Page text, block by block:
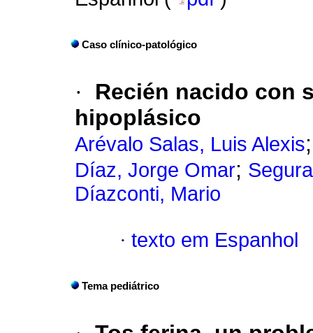
Caso clínico-patológico
·
Recién nacido con
hipoplásico
Arévalo Salas, Luis Alexis
Díaz, Jorge Omar;
Díazconti, Mario
· texto em Espanhol
Tema pediátrico